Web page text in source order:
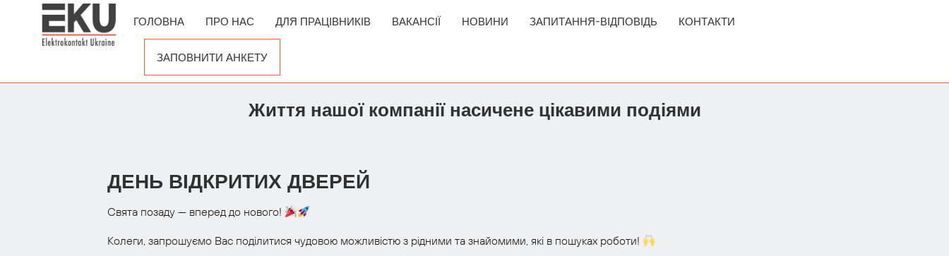
ГОЛОВНА ПРО НАС ДЛЯ ПРАЦІВНИКІВ ВАКАНСІЇ НОВИНИ ЗАПИТАННЯ-ВІДПОВІДЬ КОНТАКТИ
ЗАПОВНИТИ АНКЕТУ
Життя нашої компанії насичене цікавими подіями
ДЕНЬ ВІДКРИТИХ ДВЕРЕЙ
Свята позаду — вперед до нового!
Колеги, запрошуємо Вас поділитися чудовою можливістю з рідними та знайомими, які в пошуках роботи!